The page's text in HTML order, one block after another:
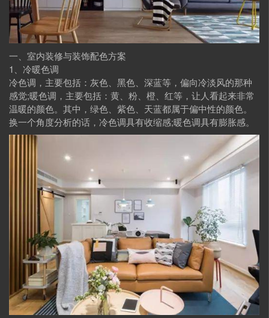
一、室内装修与装饰配色方案
1、冷暖色调
冷色调，主要包括：灰色、黑色、深蓝等，偏向冷淡风的那种
感觉;暖色调，主要包括：黄、粉、橙、红等，让人看起来非常
温暖的颜色。其中，绿色、紫色、天蓝都属于偏中性的颜色。
换一个角度分析的话，冷色调具有收缩感;暖色调具有膨胀感。